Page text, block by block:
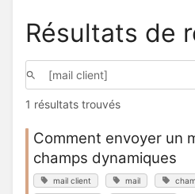
Résultats de
1 résultats trouvés
Comment envoyer un
champs dynamiques
mail client mail